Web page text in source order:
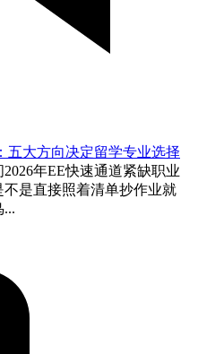
五大方向决定留学专业选择
年EE快速通道紧缺职业
是直接照着清单抄作业就
...